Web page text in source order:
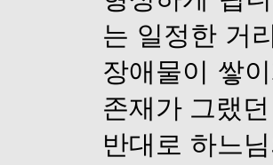
는 일정한 거
장애물이 쌓
존재가 그랬
반대로 하느